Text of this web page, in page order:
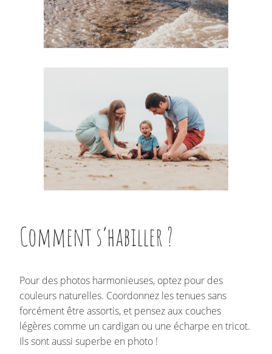
Comment s’habiller ?
Pour des photos harmonieuses, optez pour des
couleurs naturelles. Coordonnez les tenues sans
forcément être assortis, et pensez aux couches
légères comme un cardigan ou une écharpe en tricot.
Ils sont aussi superbe en photo !